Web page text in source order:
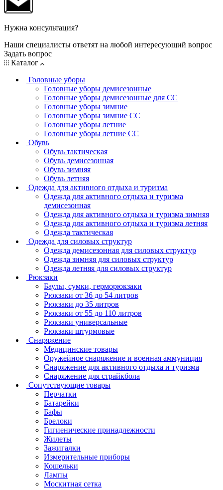
Нужна консультация?
Наши специалисты ответят на любой интересующий вопрос
Задать вопрос
Каталог
Головные уборы
Головные уборы демисезонные
Головные уборы демисезонные для СС
Головные уборы зимние
Головные уборы зимние СС
Головные уборы летние
Головные уборы летние СС
Обувь
Обувь тактическая
Обувь демисезонная
Обувь зимняя
Обувь летняя
Одежда для активного отдыха и туризма
Одежда для активного отдыха и туризма
демисезонная
Одежда для активного отдыха и туризма зимняя
Одежда для активного отдыха и туризма летняя
Одежда тактическая
Одежда для силовых структур
Одежда демисезонная для силовых структур
Одежда зимняя для силовых структур
Одежда летняя для силовых структур
Рюкзаки
Баулы, сумки, герморюкзаки
Рюкзаки от 36 до 54 литров
Рюкзаки до 35 литров
Рюкзаки от 55 до 110 литров
Рюкзаки универсальные
Рюкзаки штурмовые
Снаряжение
Медицинские товары
Оружейное снаряжение и военная аммуниция
Снаряжение для активного отдыха и туризма
Снаряжение для страйкбола
Сопутствующие товары
Перчатки
Батарейки
Бафы
Брелоки
Гигиенические принадлежности
Жилеты
Зажигалки
Измерительные приборы
Кошельки
Лампы
Москитная сетка